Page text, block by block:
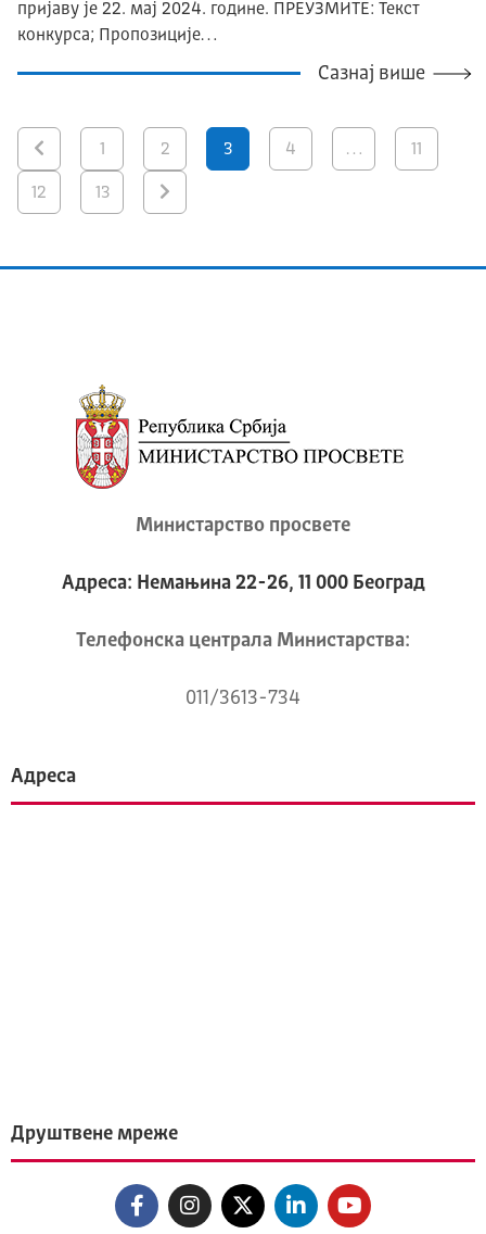
пријаву је 22. мај 2024. године. ПРЕУЗМИТЕ: Текст
конкурса; Пропозиције…
Сазнај више
1 2 3 4 … 11
12 13
Министарство просвете
Адреса: Немањина 22-26, 11 000 Београд
Телeфонска централа Mинистарства:
011/3613-734
Адреса
Друштвене мреже